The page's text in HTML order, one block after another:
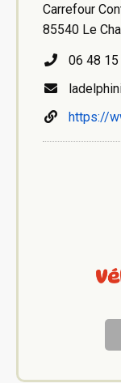
Carrefour
85540 Le
06 48 15
https://